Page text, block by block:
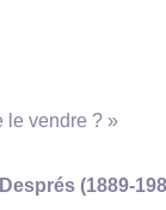
le vendre ? »
(1889-